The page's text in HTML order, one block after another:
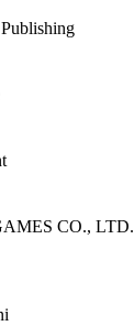
CO., LTD.